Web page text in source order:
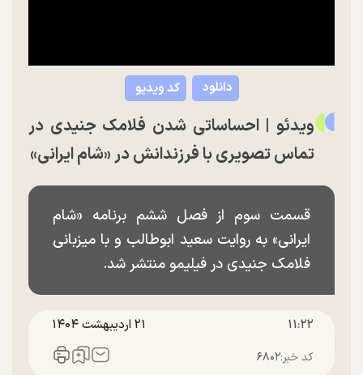
کد ویدیو دانلود
ویدئو | احساساتی شدن فلامک جنیدی در
تماس تصویری با فرزندانش در «شام ایرانی»
قسمت سوم از فصل ششم برنامه «شام
ایرانی» به روایت سعید ابوطالب و با میزبانی
فلامک جنیدی در فیلیمو منتشر شد.
۱۱:۲۲ ۲۱ ارديبهشت ۱۴۰۴
کد خبر:۶۸۰۲